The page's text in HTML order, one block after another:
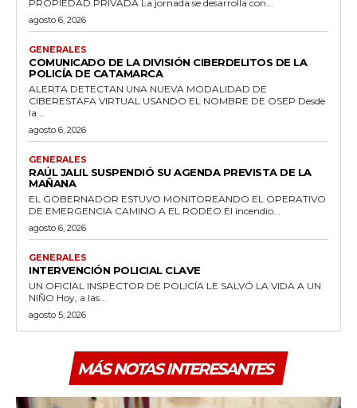
PROPIEDAD PRIVADA La jornada se desarrolla con...
agosto 6, 2026
GENERALES
COMUNICADO DE LA DIVISIÓN CIBERDELITOS DE LA
POLICÍA DE CATAMARCA
ALERTA DETECTAN UNA NUEVA MODALIDAD DE
CIBERESTAFA VIRTUAL USANDO EL NOMBRE DE OSEP Desde
la...
agosto 6, 2026
GENERALES
RAÚL JALIL SUSPENDIÓ SU AGENDA PREVISTA DE LA
MAÑANA
EL GOBERNADOR ESTUVO MONITOREANDO EL OPERATIVO
DE EMERGENCIA CAMINO A EL RODEO El incendio...
agosto 6, 2026
GENERALES
INTERVENCIÓN POLICIAL CLAVE
UN OFICIAL INSPECTOR DE POLICÍA LE SALVÓ LA VIDA A UN
NIÑO Hoy, a las...
agosto 5, 2026
MÁS NOTAS INTERESANTES